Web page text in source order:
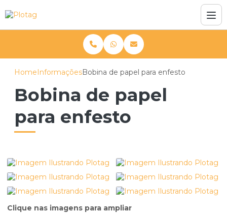
HomeInformaçõesBobina de papel para enfesto
Bobina de papel
para enfesto
Clique nas imagens para ampliar